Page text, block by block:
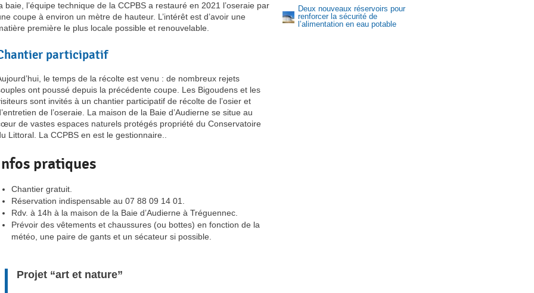
baie, l’équipe technique de la CCPBS a restauré en 2021 l’oseraie par
coupe à environ un mètre de hauteur. L’intérêt est d’avoir une
première le plus locale possible et renouvelable.
participatif
le temps de la récolte est venu : de nombreux rejets
ont poussé depuis la précédente coupe. Les Bigoudens et les
sont invités à un chantier participatif de récolte de l’osier et
de l’oseraie. La maison de la Baie d’Audierne se situe au
de vastes espaces naturels protégés propriété du Conservatoire
Littoral. La CCPBS en est le gestionnaire..
pratiques
Chantier gratuit.
Réservation indispensable au 07 88 09 14 01.
Rdv. à 14h à la maison de la Baie d’Audierne à Tréguennec.
Prévoir des vêtements et chaussures (ou bottes) en fonction de la
météo, une paire de gants et un sécateur si possible.
Projet “art et nature”
Deux nouveaux réservoirs pour
renforcer la sécurité de
l’alimentation en eau potable